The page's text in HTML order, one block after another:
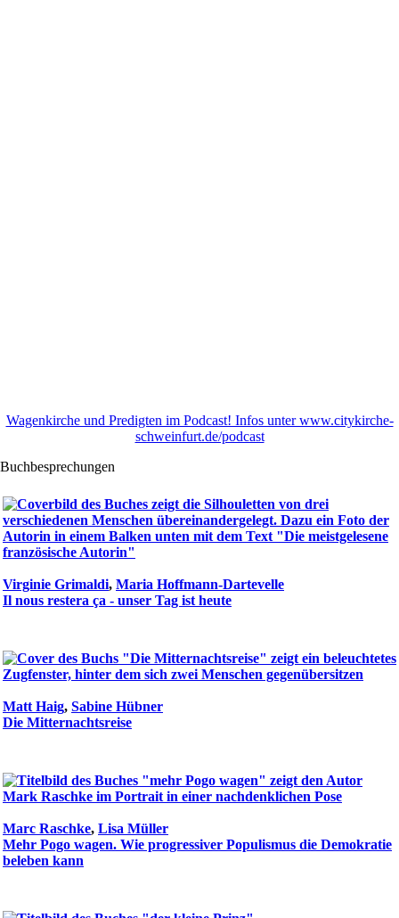
Wagenkirche und Predigten im Podcast! Infos unter www.citykirche-
schweinfurt.de/podcast
Buchbesprechungen
Virginie Grimaldi, Maria Hoffmann-Dartevelle
Il nous restera ça - unser Tag ist heute
Matt Haig, Sabine Hübner
Die Mitternachtsreise
Marc Raschke, Lisa Müller
Mehr Pogo wagen. Wie progressiver Populismus die Demokratie
beleben kann